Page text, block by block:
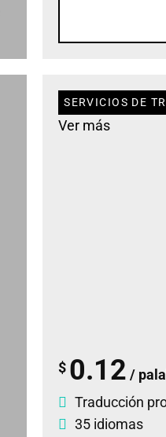
SERVICIOS DE
Ver más
$ 0.12 /
Traducción
35 idiomas